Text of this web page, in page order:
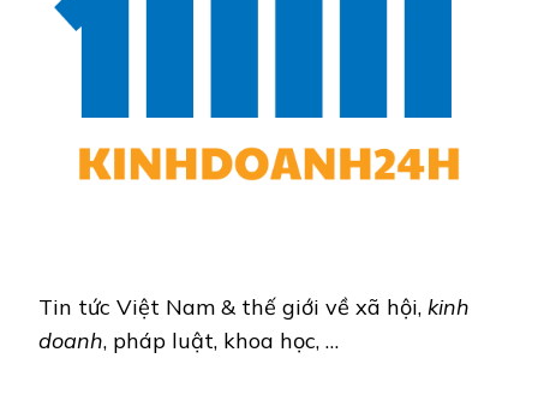
Tin tức Việt Nam & thế giới về xã hội, kinh
doanh, pháp luật, khoa học, …